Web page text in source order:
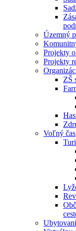
Územný
Projekty
Projekty
ZŠ
Voľný čas